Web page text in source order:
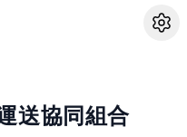
設定
送協同組合